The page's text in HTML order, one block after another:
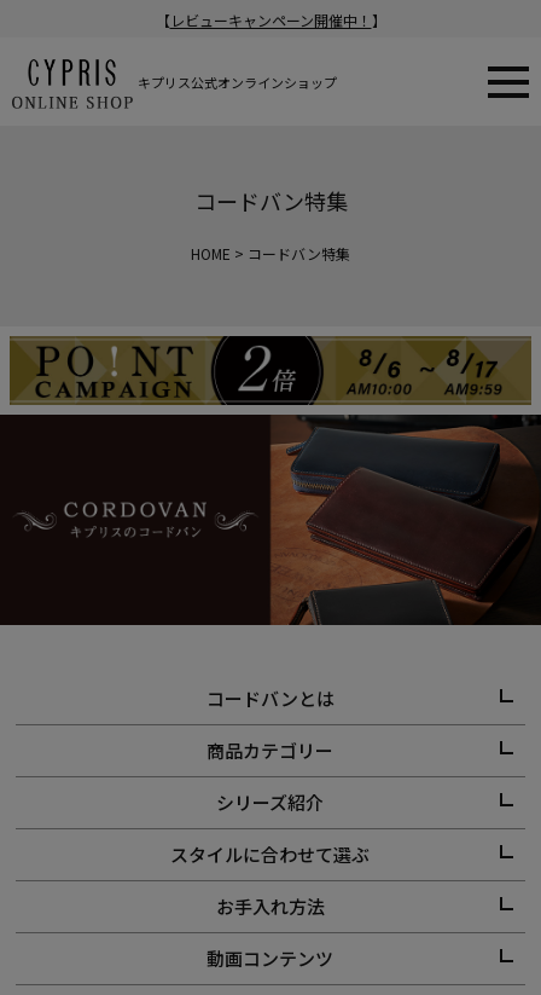
【 レビューキャンペーン開催中！ 】
キプリス公式オンラインショップ
コードバン特集
HOME コードバン特集
コードバンとは
商品カテゴリー
シリーズ紹介
スタイルに合わせて選ぶ
お手入れ方法
動画コンテンツ